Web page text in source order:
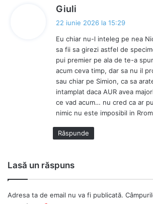
Giuli
n
e
:
22 iunie 2026 la 15:29
Eu chiar nu-l inteleg pe nea
sa fii sa girezi astfel de
pui premier pe ala de te-a
acum ceva timp, dar sa nu il
sau chiar pe Simion, ca sa
intamplat daca AUR avea
ce vad acum… nu cred ca ar
nimic nu este imposibil in
Răspunde
Lasă un răspuns
Adresa ta de email nu va fi publicată.